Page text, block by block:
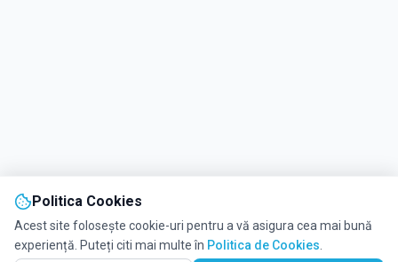
Politica Cookies
Acest site folosește cookie-uri pentru a vă asigura cea mai bună
experiență. Puteți citi mai multe în Politica de Cookies